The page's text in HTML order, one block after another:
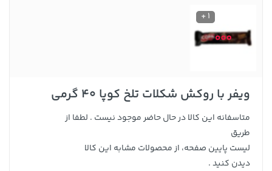
1 +
ویفر با روکش شکلات تلخ کوپا 40 گرمی
متاسفانه این کالا در حال حاضر موجود نیست . لطفا از
طریق
لیست پایین صفحه، از محصولات مشابه این کالا
دیدن کنید .